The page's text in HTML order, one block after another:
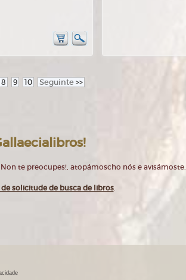
8 9 10 Seguinte >>
te preocupes!, atopámoscho nós e avisámoste.
solicitude de busca de libros.